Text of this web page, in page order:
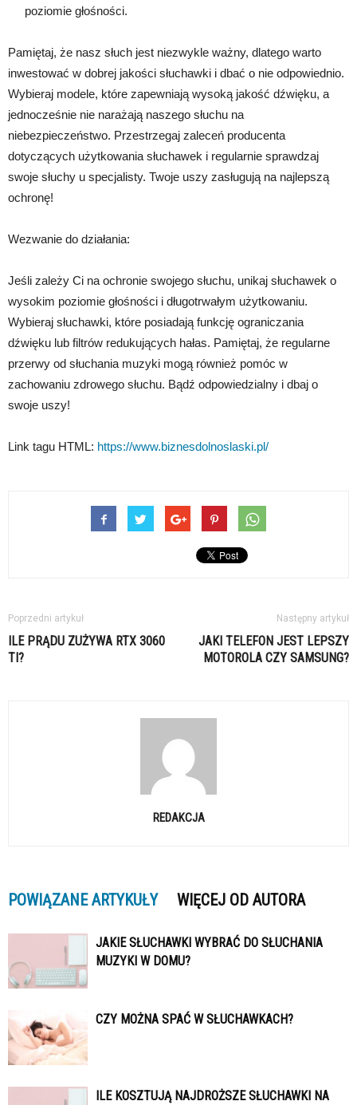
poziomie głośności.
Pamiętaj, że nasz słuch jest niezwykle ważny, dlatego warto
inwestować w dobrej jakości słuchawki i dbać o nie odpowiednio.
Wybieraj modele, które zapewniają wysoką jakość dźwięku, a
jednocześnie nie narażają naszego słuchu na
niebezpieczeństwo. Przestrzegaj zaleceń producenta
dotyczących użytkowania słuchawek i regularnie sprawdzaj
swoje słuchy u specjalisty. Twoje uszy zasługują na najlepszą
ochronę!
Wezwanie do działania:
Jeśli zależy Ci na ochronie swojego słuchu, unikaj słuchawek o
wysokim poziomie głośności i długotrwałym użytkowaniu.
Wybieraj słuchawki, które posiadają funkcję ograniczania
dźwięku lub filtrów redukujących hałas. Pamiętaj, że regularne
przerwy od słuchania muzyki mogą również pomóc w
zachowaniu zdrowego słuchu. Bądź odpowiedzialny i dbaj o
swoje uszy!
Link tagu HTML: https://www.biznesdolnoslaski.pl/
Poprzedni artykuł
ILE PRĄDU ZUŻYWA RTX 3060
TI?
Następny artykuł
JAKI TELEFON JEST LEPSZY
MOTOROLA CZY SAMSUNG?
REDAKCJA
POWIĄZANE ARTYKUŁY WIĘCEJ OD AUTORA
JAKIE SŁUCHAWKI WYBRAĆ DO SŁUCHANIA
MUZYKI W DOMU?
CZY MOŻNA SPAĆ W SŁUCHAWKACH?
ILE KOSZTUJĄ NAJDROŻSZE SŁUCHAWKI NA